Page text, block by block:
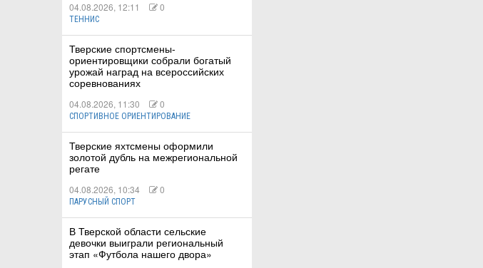
04.08.2026, 12:11 0
ТЕННИС
Тверские спортсмены-
ориентировщики собрали богатый
урожай наград на всероссийских
соревнованиях
04.08.2026, 11:30 0
СПОРТИВНОЕ ОРИЕНТИРОВАНИЕ
Тверские яхтсмены оформили
золотой дубль на межрегиональной
регате
04.08.2026, 10:34 0
ПАРУСНЫЙ СПОРТ
В Тверской области сельские
девочки выиграли региональный
этап «Футбола нашего двора»